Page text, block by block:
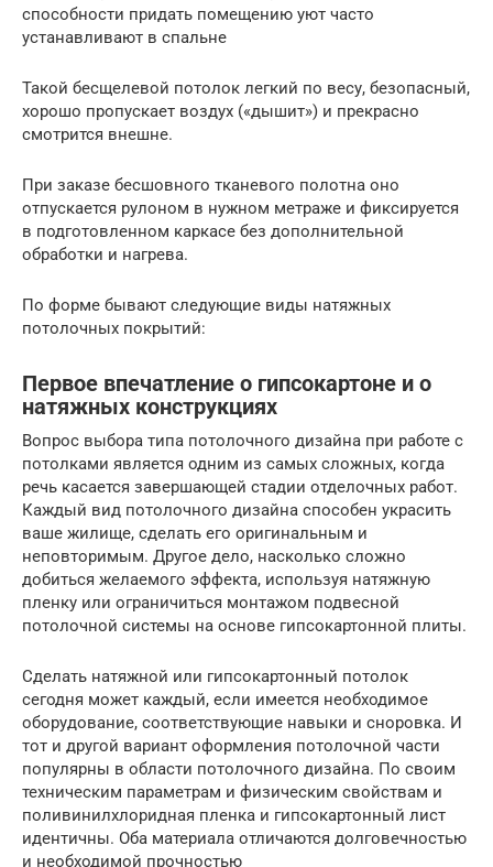
способности придать помещению уют часто
устанавливают в спальне
Такой бесщелевой потолок легкий по весу, безопасный,
хорошо пропускает воздух («дышит») и прекрасно
смотрится внешне.
При заказе бесшовного тканевого полотна оно
отпускается рулоном в нужном метраже и фиксируется
в подготовленном каркасе без дополнительной
обработки и нагрева.
По форме бывают следующие виды натяжных
потолочных покрытий:
Первое впечатление о гипсокартоне и о
натяжных конструкциях
Вопрос выбора типа потолочного дизайна при работе с
потолками является одним из самых сложных, когда
речь касается завершающей стадии отделочных работ.
Каждый вид потолочного дизайна способен украсить
ваше жилище, сделать его оригинальным и
неповторимым. Другое дело, насколько сложно
добиться желаемого эффекта, используя натяжную
пленку или ограничиться монтажом подвесной
потолочной системы на основе гипсокартонной плиты.
Сделать натяжной или гипсокартонный потолок
сегодня может каждый, если имеется необходимое
оборудование, соответствующие навыки и сноровка. И
тот и другой вариант оформления потолочной части
популярны в области потолочного дизайна. По своим
техническим параметрам и физическим свойствам и
поливинилхлоридная пленка и гипсокартонный лист
идентичны. Оба материала отличаются долговечностью
и необходимой прочностью